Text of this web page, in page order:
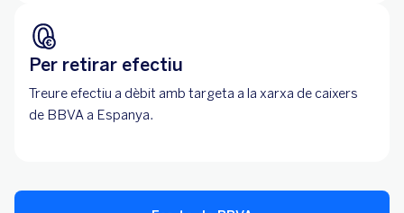
Per retirar efectiu
Treure efectiu a dèbit amb targeta a la xarxa de caixers
de BBVA a Espanya.